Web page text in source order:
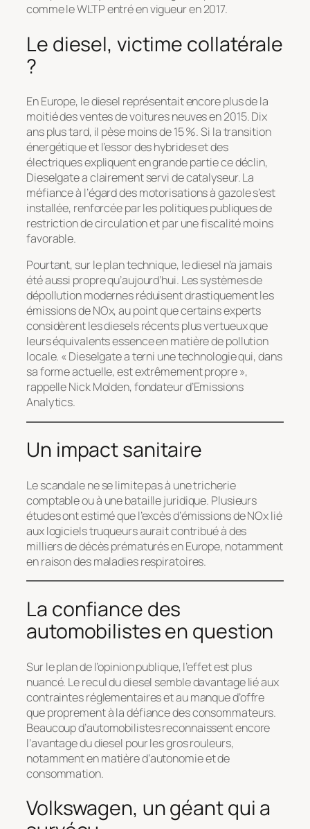
comme le WLTP entré en vigueur en 2017.
Le diesel, victime collatérale
?
En Europe, le diesel représentait encore plus de la
moitié des ventes de voitures neuves en 2015. Dix
ans plus tard, il pèse moins de 15 %. Si la transition
énergétique et l’essor des hybrides et des
électriques expliquent en grande partie ce déclin,
Dieselgate a clairement servi de catalyseur. La
méfiance à l’égard des motorisations à gazole s’est
installée, renforcée par les politiques publiques de
restriction de circulation et par une fiscalité moins
favorable.
Pourtant, sur le plan technique, le diesel n’a jamais
été aussi propre qu’aujourd’hui. Les systèmes de
dépollution modernes réduisent drastiquement les
émissions de NOx, au point que certains experts
considèrent les diesels récents plus vertueux que
leurs équivalents essence en matière de pollution
locale. « Dieselgate a terni une technologie qui, dans
sa forme actuelle, est extrêmement propre »,
rappelle Nick Molden, fondateur d’Emissions
Analytics.
Un impact sanitaire
Le scandale ne se limite pas à une tricherie
comptable ou à une bataille juridique. Plusieurs
études ont estimé que l’excès d’émissions de NOx lié
aux logiciels truqueurs aurait contribué à des
milliers de décès prématurés en Europe, notamment
en raison des maladies respiratoires.
La confiance des
automobilistes en question
Sur le plan de l’opinion publique, l’effet est plus
nuancé. Le recul du diesel semble davantage lié aux
contraintes réglementaires et au manque d’offre
que proprement à la défiance des consommateurs.
Beaucoup d’automobilistes reconnaissent encore
l’avantage du diesel pour les gros rouleurs,
notamment en matière d’autonomie et de
consommation.
Volkswagen, un géant qui a